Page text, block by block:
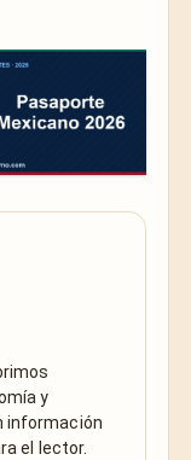
y
información
el lector.